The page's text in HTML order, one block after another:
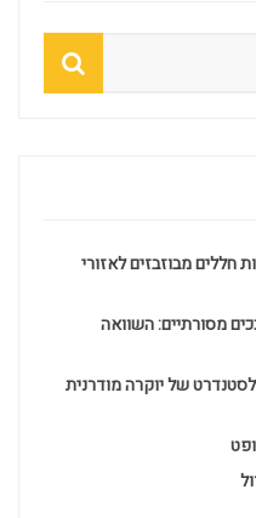
חללים מבוזבזים לאזורי
מסורתיים: השוואה
של יוקרה מודרנית